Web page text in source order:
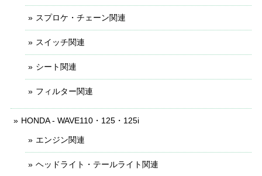
スプロケ・チェーン関連
スイッチ関連
シート関連
フィルター関連
HONDA - WAVE110・125・125i
エンジン関連
ヘッドライト・テールライト関連